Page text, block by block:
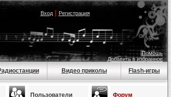
Вход| Регистрация
Помощь
Добавить в избранное
Видео приколы Flash-игры
Пользователи Форум